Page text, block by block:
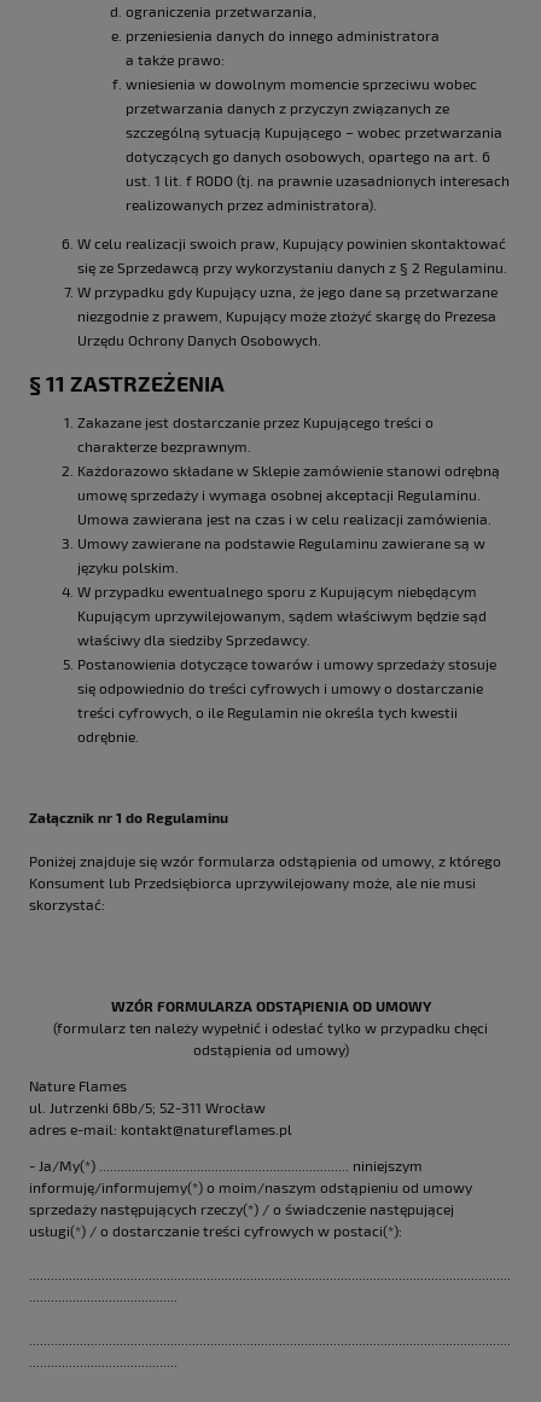
ograniczenia przetwarzania,
przeniesienia danych do innego administratora
a także prawo:
wniesienia w dowolnym momencie sprzeciwu wobec
przetwarzania danych z przyczyn związanych ze
szczególną sytuacją Kupującego – wobec przetwarzania
dotyczących go danych osobowych, opartego na art. 6
ust. 1 lit. f RODO (tj. na prawnie uzasadnionych interesach
realizowanych przez administratora).
W celu realizacji swoich praw, Kupujący powinien skontaktować
się ze Sprzedawcą przy wykorzystaniu danych z § 2 Regulaminu.
W przypadku gdy Kupujący uzna, że jego dane są przetwarzane
niezgodnie z prawem, Kupujący może złożyć skargę do Prezesa
Urzędu Ochrony Danych Osobowych.
§ 11 ZASTRZEŻENIA
Zakazane jest dostarczanie przez Kupującego treści o
charakterze bezprawnym.
Każdorazowo składane w Sklepie zamówienie stanowi odrębną
umowę sprzedaży i wymaga osobnej akceptacji Regulaminu.
Umowa zawierana jest na czas i w celu realizacji zamówienia.
Umowy zawierane na podstawie Regulaminu zawierane są w
języku polskim.
W przypadku ewentualnego sporu z Kupującym niebędącym
Kupującym uprzywilejowanym, sądem właściwym będzie sąd
właściwy dla siedziby Sprzedawcy.
Postanowienia dotyczące towarów i umowy sprzedaży stosuje
się odpowiednio do treści cyfrowych i umowy o dostarczanie
treści cyfrowych, o ile Regulamin nie określa tych kwestii
odrębnie.
Załącznik nr 1 do Regulaminu
Poniżej znajduje się wzór formularza odstąpienia od umowy, z którego
Konsument lub Przedsiębiorca uprzywilejowany może, ale nie musi
skorzystać:
WZÓR FORMULARZA ODSTĄPIENIA OD UMOWY
(formularz ten należy wypełnić i odesłać tylko w przypadku chęci
odstąpienia od umowy)
Nature Flames
ul. Jutrzenki 68b/5; 52-311 Wrocław
adres e-mail: kontakt@natureflames.pl
- Ja/My(*) ..................................................................... niniejszym
informuję/informujemy(*) o moim/naszym odstąpieniu od umowy
sprzedaży następujących rzeczy(*) / o świadczenie następującej
usługi(*) / o dostarczanie treści cyfrowych w postaci(*):